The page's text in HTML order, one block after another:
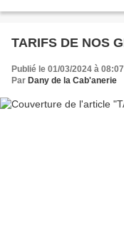
Publié le 01/03/2024 à 08:07
Par Dany de la Cab'anerie